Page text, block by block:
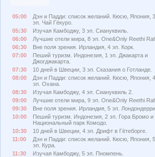
05:00
Дэн и Падди: список желаний. Кюсю, Япония, 3
эп. Чай Гёкуро.
05:30
Изучая Камбоджу, 3 эп. Сиануквиль.
06:00
Лучшие отели мира, 8 эп. One&Only Reethi
06:30
Вне поля зрения. Ирландия, 4 эп. Корк.
07:00
Пеший туризм. Индонезия, 1 эп. Джакарта и
Джогджакарта.
07:30
10 дней в Швеции, 3 эп. Сказания о Готланде.
08:00
Дэн и Падди: список желаний. Кюсю, Япония, 4
эп. Охана.
08:30
Изучая Камбоджу, 4 эп. Сиануквиль 2.
09:00
Лучшие отели мира, 9 эп. One&Only Reethi
09:30
Вне поля зрения. Ирландия, 5 эп. Лондондерри.
10:00
Пеший туризм. Индонезия, 2 эп. Гора Бромо и
Национальный парк Комодо.
10:30
10 дней в Швеции, 4 эп. Дрифт в Гётеборге.
11:00
Дэн и Падди: список желаний. Кюсю, Япония, 5
эп. Кура.
11:30
Изучая Камбоджу, 5 эп. Пномпень.